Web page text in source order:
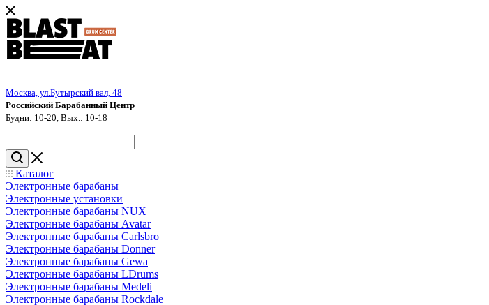
Москва, ул.Бутырский вал, 48
Российский Барабанный Центр
Будни: 10-20, Вых.: 10-18
Каталог
Электронные барабаны
Электронные установки
Электронные барабаны NUX
Электронные барабаны Avatar
Электронные барабаны Carlsbro
Электронные барабаны Donner
Электронные барабаны Gewa
Электронные барабаны LDrums
Электронные барабаны Medeli
Электронные барабаны Rockdale